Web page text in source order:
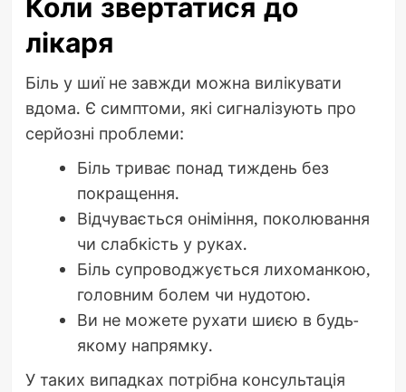
Коли звертатися до
лікаря
Біль у шиї не завжди можна вилікувати
вдома. Є симптоми, які сигналізують про
серйозні проблеми:
Біль триває понад тиждень без
покращення.
Відчувається оніміння, поколювання
чи слабкість у руках.
Біль супроводжується лихоманкою,
головним болем чи нудотою.
Ви не можете рухати шиєю в будь-
якому напрямку.
У таких випадках потрібна консультація